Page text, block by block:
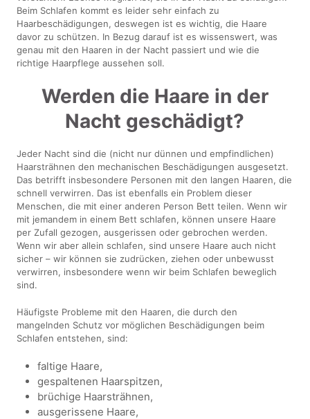
Beim Schlafen kommt es leider sehr einfach zu
Haarbeschädigungen, deswegen ist es wichtig, die Haare
davor zu schützen. In Bezug darauf ist es wissenswert, was
genau mit den Haaren in der Nacht passiert und wie die
richtige Haarpflege aussehen soll.
Werden die Haare in der
Nacht geschädigt?
Jeder Nacht sind die (nicht nur dünnen und empfindlichen)
Haarsträhnen den mechanischen Beschädigungen ausgesetzt.
Das betrifft insbesondere Personen mit den langen Haaren, die
schnell verwirren. Das ist ebenfalls ein Problem dieser
Menschen, die mit einer anderen Person Bett teilen. Wenn wir
mit jemandem in einem Bett schlafen, können unsere Haare
per Zufall gezogen, ausgerissen oder gebrochen werden.
Wenn wir aber allein schlafen, sind unsere Haare auch nicht
sicher – wir können sie zudrücken, ziehen oder unbewusst
verwirren, insbesondere wenn wir beim Schlafen beweglich
sind.
Häufigste Probleme mit den Haaren, die durch den
mangelnden Schutz vor möglichen Beschädigungen beim
Schlafen entstehen, sind:
faltige Haare,
gespaltenen Haarspitzen,
brüchige Haarsträhnen,
ausgerissene Haare,